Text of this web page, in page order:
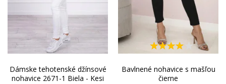
Dámske tehotenské džínsové
nohavice 2671-1 Biela - Kesi
Bavlnené nohavice s mašľou
čierne